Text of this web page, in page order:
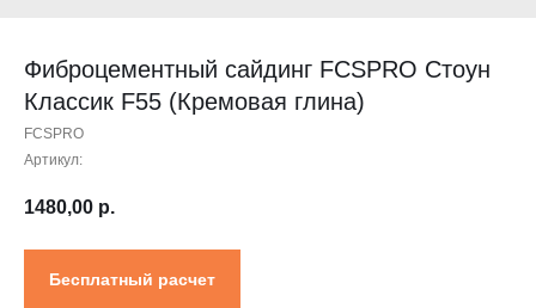
Фиброцементный сайдинг FCSPRO Стоун
Классик F55 (Кремовая глина)
FCSPRO
Артикул:
1480,00 р.
Бесплатный расчет